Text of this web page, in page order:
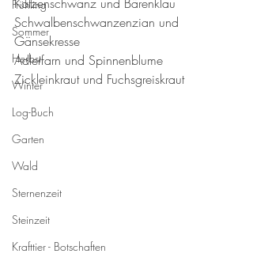
Frühling
Sommer
Herbst
Winter
Log-Buch
Garten
Wald
Sternenzeit
Steinzeit
Krafttier - Botschaften
Katzenschwanz und Bärenklau
Schwalbenschwanzenzian und
Gänsekresse
Adlerfarn und Spinnenblume
Zickleinkraut und Fuchsgreiskraut